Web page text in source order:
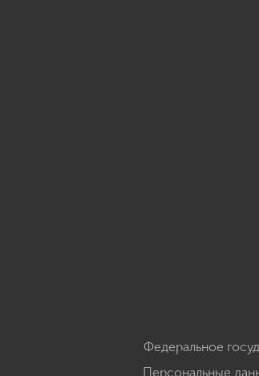
Федеральное
Персональные